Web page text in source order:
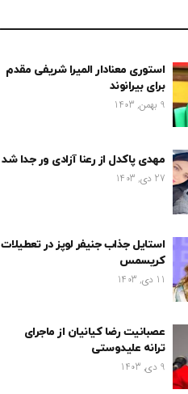
استوری معنادار المیرا شریفی مقدم
برای بیرانوند
9 بهمن, 1403
مهدی پاکدل از رعنا آزادی ور جدا شد
27 دی, 1403
استایل جذاب جنیفر لوپز در تعطیلات
کریسمس
11 دی, 1403
عصبانیت رضا کیانیان از ماجرای
ترانه علیدوستی
9 دی, 1403